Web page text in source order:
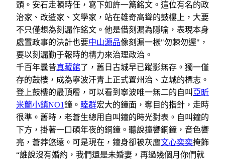
頭。安石走頓時任，寫下如許一篇銘文。這位有名的政
治家、改造家、文學家，站在雄奇高聳的鼓樓上，大要
不只僅想為刻漏作銘文。他是借刻漏為隱喻，表現本身
處置政事的決計也要中山源品像刻漏一樣"勿棘勿遲"，
要以刻漏勤于報時的精力來治理政治。
千百年曩昔真藏館了，舊日古城早已蹤影無存。獨一僅
存的鼓樓，成為寧波汗青上正式置州治、立城的標志。
登上鼓樓的最頂層，可以看到寧波唯一無二的自叫 亞昕
米蘭小鎮NO1鐘。 睦群宏大的鐘面，奪目的指針，走時
很準。舊時，老蒼生總用自叫鐘的時光對表。自叫鐘的
下方，掛著一口碩年夜的銅鐘。聽說撞響銅鐘，音色響
亮，蒼莽悠遠。可是現在，鐘身卻被灰塵文心奕奕掩飾
“誰說沒有婚約，我們還是未婚妻，再過幾個月你們就